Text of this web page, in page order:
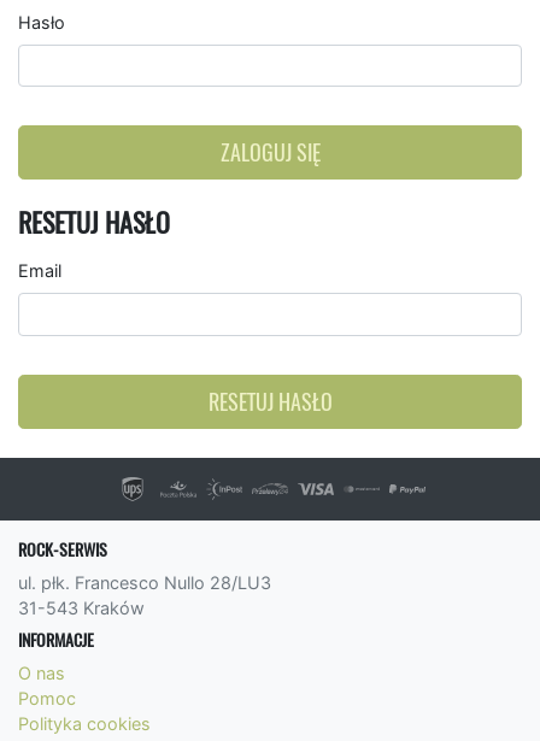
Hasło
ZALOGUJ SIĘ
RESETUJ HASŁO
Email
RESETUJ HASŁO
ROCK-SERWIS
ul. płk. Francesco Nullo 28/LU3
31-543 Kraków
INFORMACJE
O nas
Pomoc
Polityka cookies